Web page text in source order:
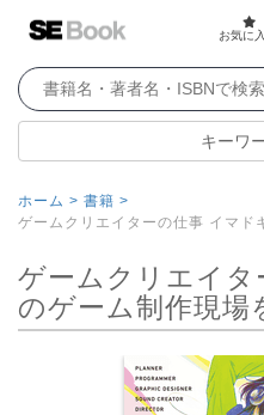
お気に
キーワ
ホーム > 書籍 >
ゲームクリエイターの仕事 イマド
ゲームクリエイタ
のゲーム制作現場